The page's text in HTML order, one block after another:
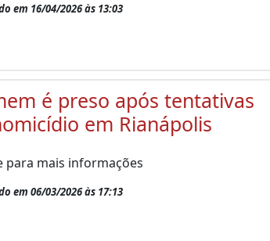
em 16/04/2026 às 13:03
é preso após tentativas
em Rianápolis
para mais informações
em 06/03/2026 às 17:13